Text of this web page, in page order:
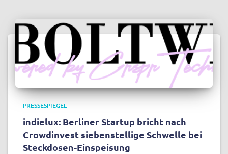
PRESSESPIEGEL
indielux: Berliner Startup bricht nach
Crowdinvest siebenstellige Schwelle bei
Steckdosen-Einspeisung